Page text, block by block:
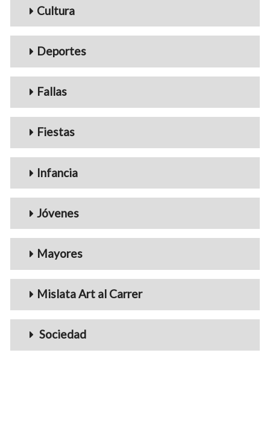
Cultura
Deportes
Fallas
Fiestas
Infancia
Jóvenes
Mayores
Mislata Art al Carrer
Sociedad